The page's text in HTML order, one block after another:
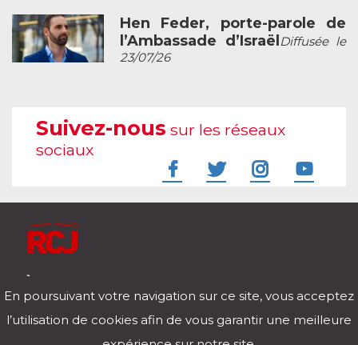
Hen Feder, porte-parole de
l’Ambassade d’Israël Diffusée le
23/07/26
Suivez-nous sur les réseaux
sociaux
Télécharger notre application pour iOs et Android
En poursuivant votre navigation sur ce site, vous acceptez
l’utilisation de cookies afin de vous garantir une meilleure